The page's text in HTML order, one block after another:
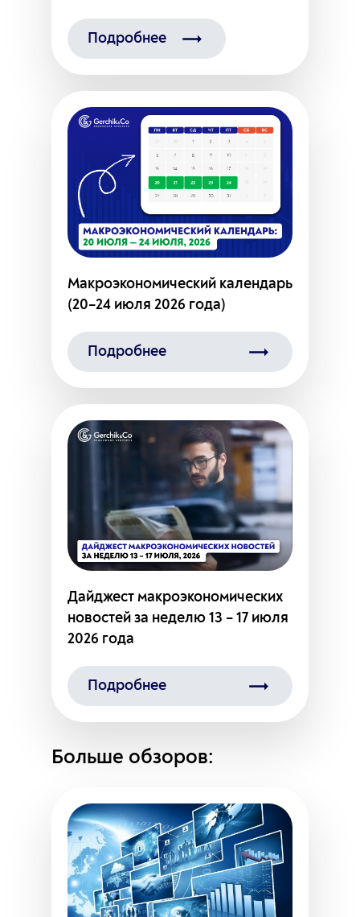
Подробнее
Макроэкономический календарь
(20–24 июля 2026 года)
Подробнее
Дайджест макроэкономических
новостей за неделю 13 – 17 июля
2026 года
Подробнее
Больше обзоров: